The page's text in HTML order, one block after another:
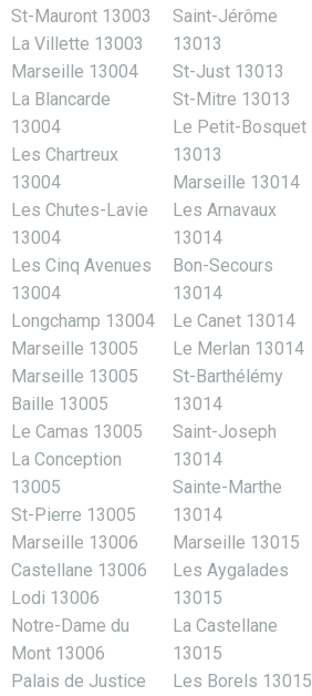
St-Mauront 13003
La Villette 13003
Marseille 13004
La Blancarde
13004
Les Chartreux
13004
Les Chutes-Lavie
13004
Les Cinq Avenues
13004
Longchamp 13004
Marseille 13005
Marseille 13005
Baille 13005
Le Camas 13005
La Conception
13005
St-Pierre 13005
Marseille 13006
Castellane 13006
Lodi 13006
Notre-Dame du
Mont 13006
Palais de Justice
Saint-Jérôme
13013
St-Just 13013
St-Mitre 13013
Le Petit-Bosquet
13013
Marseille 13014
Les Arnavaux
13014
Bon-Secours
13014
Le Canet 13014
Le Merlan 13014
St-Barthélémy
13014
Saint-Joseph
13014
Sainte-Marthe
13014
Marseille 13015
Les Aygalades
13015
La Castellane
13015
Les Borels 13015